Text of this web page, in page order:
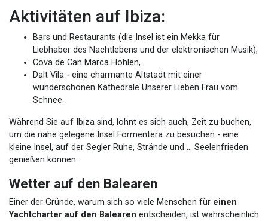
Aktivitäten auf Ibiza:
Bars und Restaurants (die Insel ist ein Mekka für
Liebhaber des Nachtlebens und der elektronischen Musik),
Cova de Can Marca Höhlen,
Dalt Vila - eine charmante Altstadt mit einer
wunderschönen Kathedrale Unserer Lieben Frau vom
Schnee.
Während Sie auf Ibiza sind, lohnt es sich auch, Zeit zu buchen,
um die nahe gelegene Insel Formentera zu besuchen - eine
kleine Insel, auf der Segler Ruhe, Strände und ... Seelenfrieden
genießen können.
Wetter auf den Balearen
Einer der Gründe, warum sich so viele Menschen für einen
Yachtcharter auf den Balearen entscheiden, ist wahrscheinlich